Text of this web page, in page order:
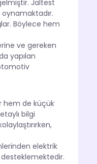
Jaltest
oynamaktadır.
Böylece hem
ve gereken
yapılan
hem de küçük
bilgi
elektrik